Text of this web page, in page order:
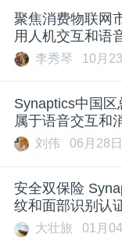
开
课
活
动
中
聚焦消费物联网
用人机交互和语
李秀琴 10月
Synaptics中国
属于语音交互和
刘伟 06月28
安全双保险
纹和面部识别认
大壮旅 01月